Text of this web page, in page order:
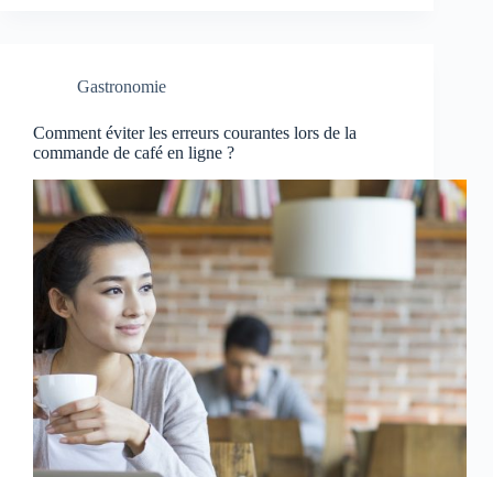
Gastronomie
Comment éviter les erreurs courantes lors de la
commande de café en ligne ?